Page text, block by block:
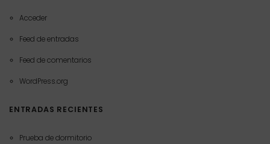
Acceder
Feed de entradas
Feed de comentarios
WordPress.org
ENTRADAS RECIENTES
Prueba de dormitorio